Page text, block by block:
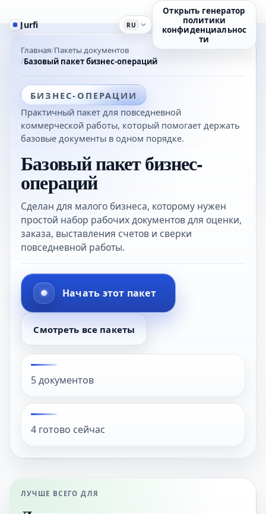
Jurfi RU
Открыть генератор
политики
конфиденциальнос
ти
Главная Пакеты документов
Базовый пакет бизнес-операций
БИЗНЕС-ОПЕРАЦИИ
Практичный пакет для повседневной
коммерческой работы, который помогает держать
базовые документы в одном порядке.
Базовый пакет бизнес-
операций
Сделан для малого бизнеса, которому нужен
простой набор рабочих документов для оценки,
заказа, выставления счетов и сверки
повседневной работы.
Начать этот пакет
Смотреть все пакеты
5 документов
4 готово сейчас
ЛУЧШЕ ВСЕГО ДЛЯ